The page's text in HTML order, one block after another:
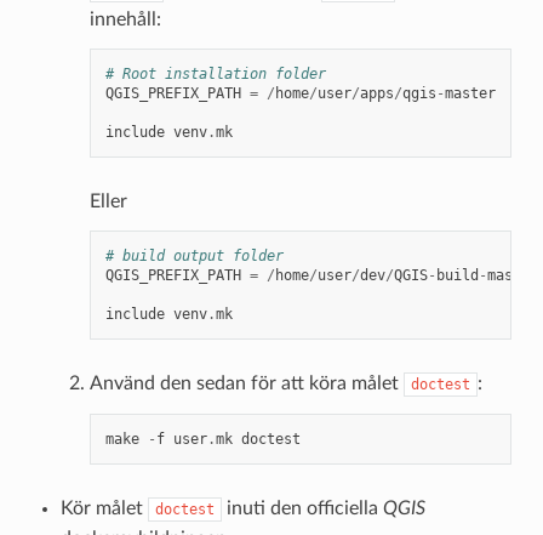
innehåll:
# Root installation folder
QGIS_PREFIX_PATH = / home/user/apps/qgis -master
include venv.mk
Eller
# build output folder
QGIS_PREFIX_PATH = / home/user/dev/QGIS- build -master
include venv.mk
Använd den sedan för att köra målet doctest :
make - f user.mk doctest
Kör målet doctest inuti den officiella QGIS